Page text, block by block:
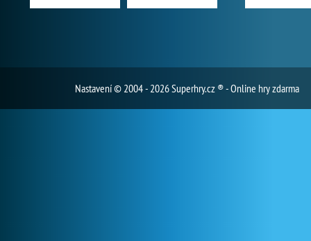
Nastavení© 2004 - 2026 Superhry.cz ® - Online hry zdarma